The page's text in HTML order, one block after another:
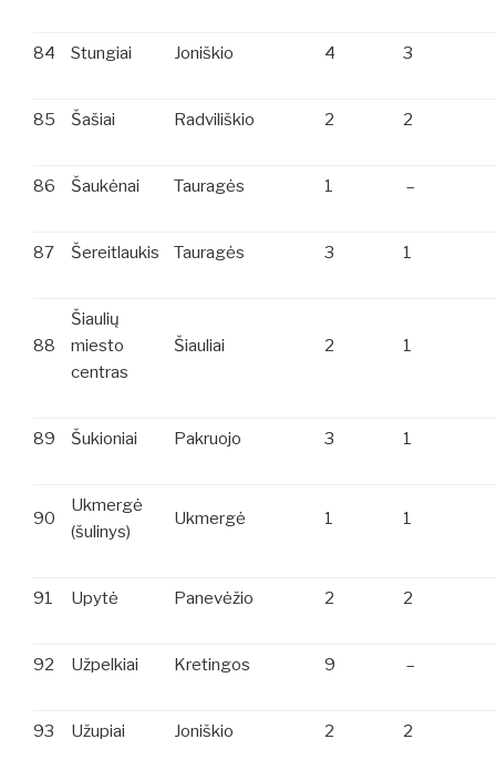
84 Stungiai Joniškio 4 3
85 Šašiai Radviliškio 2 2
86 Šaukėnai Tauragės 1 –
87 Šereitlaukis Tauragės 3 1
88
Šiaulių
miesto
centras
Šiauliai 2 1
89 Šukioniai Pakruojo 3 1
90
Ukmergė
(šulinys)
Ukmergė 1 1
91 Upytė Panevėžio 2 2
92 Užpelkiai Kretingos 9 –
93 Užupiai Joniškio 2 2